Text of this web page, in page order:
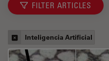
FILTER ARTICLES
Inteligencia Artificial